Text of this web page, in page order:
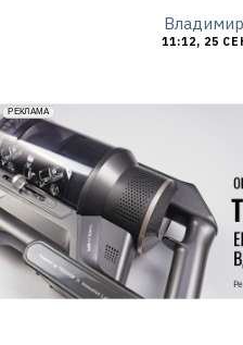
11:12, 25
erid: 2VfnxxmNzs5
РЕКЛАМА